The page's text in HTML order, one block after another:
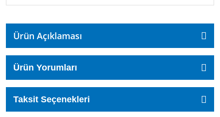
Ürün Açıklaması
Ürün Yorumları
Taksit Seçenekleri